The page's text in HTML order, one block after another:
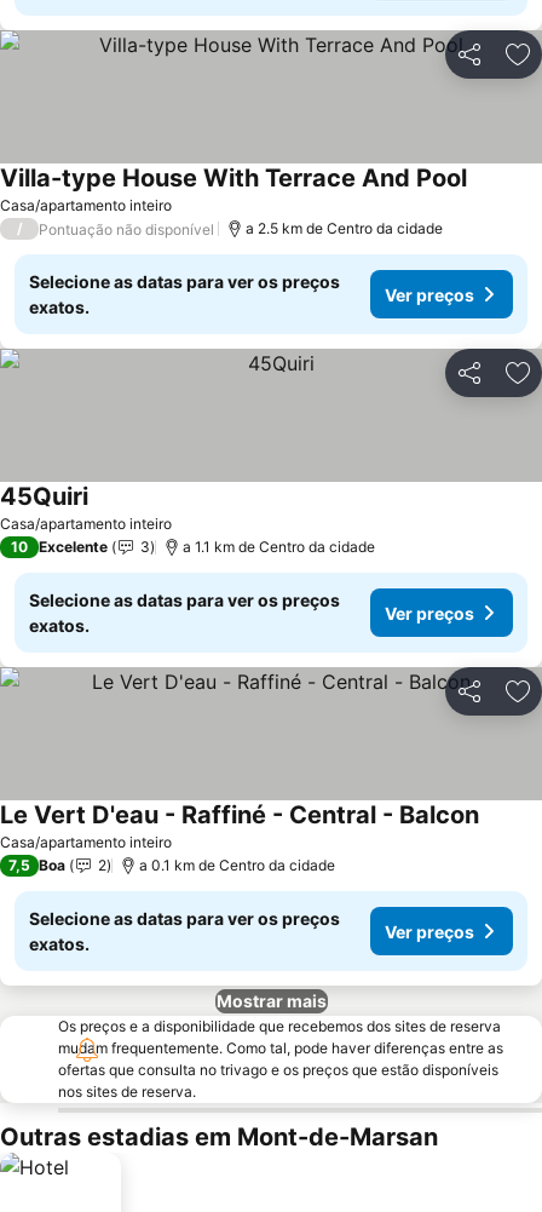
Partilhar
Casa/apartamento inteiro
Villa-type House With Terrace And Pool
/ Pontuação não disponível a 2.5 km de Centro da cidade
Selecione as datas para ver os preços
exatos.
Ver preços
Partilhar
Casa/apartamento inteiro
45Quiri
10 Excelente 3 a 1.1 km de Centro da cidade
Selecione as datas para ver os preços
exatos.
Ver preços
Partilhar
Casa/apartamento inteiro
Le Vert D'eau - Raffiné - Central - Balcon
7,5 Boa 2 a 0.1 km de Centro da cidade
Selecione as datas para ver os preços
exatos.
Ver preços
Mostrar mais
Os preços e a disponibilidade que recebemos dos sites de reserva
mudam frequentemente. Como tal, pode haver diferenças entre as
ofertas que consulta no trivago e os preços que estão disponíveis
nos sites de reserva.
Outras estadias em Mont-de-Marsan